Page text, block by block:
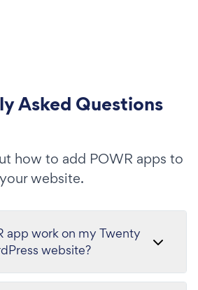
Asked Questions
how to add POWR apps to
your website.
app work on my Twenty
website?